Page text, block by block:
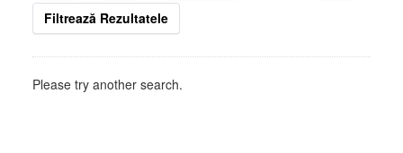
Filtrează Rezultatele
Please try another search.